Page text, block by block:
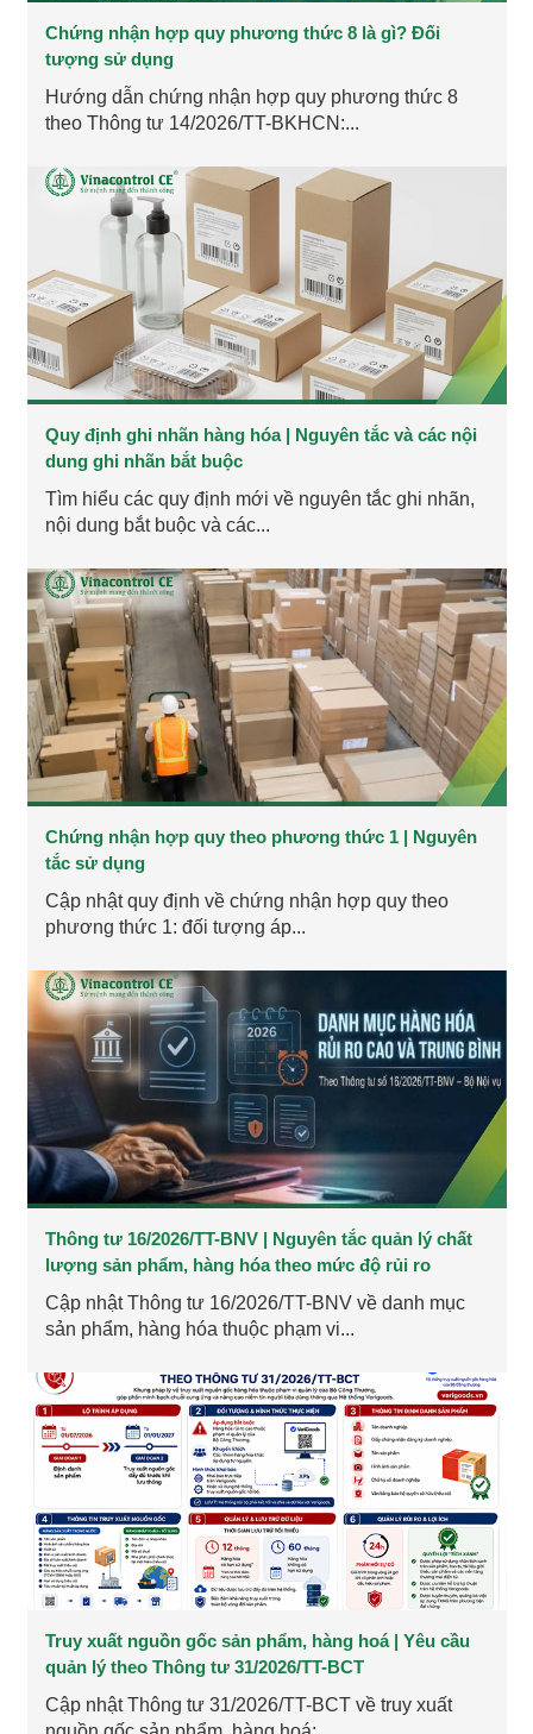
Chứng nhận hợp quy phương thức 8 là gì? Đối
tượng sử dụng
Hướng dẫn chứng nhận hợp quy phương thức 8
theo Thông tư 14/2026/TT-BKHCN:...
Quy định ghi nhãn hàng hóa | Nguyên tắc và các nội
dung ghi nhãn bắt buộc
Tìm hiểu các quy định mới về nguyên tắc ghi nhãn,
nội dung bắt buộc và các...
Chứng nhận hợp quy theo phương thức 1 | Nguyên
tắc sử dụng
Cập nhật quy định về chứng nhận hợp quy theo
phương thức 1: đối tượng áp...
Thông tư 16/2026/TT-BNV | Nguyên tắc quản lý chất
lượng sản phẩm, hàng hóa theo mức độ rủi ro
Cập nhật Thông tư 16/2026/TT-BNV về danh mục
sản phẩm, hàng hóa thuộc phạm vi...
Truy xuất nguồn gốc sản phẩm, hàng hoá | Yêu cầu
quản lý theo Thông tư 31/2026/TT-BCT
Cập nhật Thông tư 31/2026/TT-BCT về truy xuất